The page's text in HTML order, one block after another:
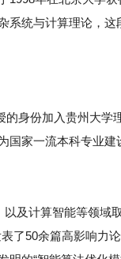
统与计算理论，
身份加入贵州大
国家一流本科专业
计算智能等领域
了50余篇高影响力